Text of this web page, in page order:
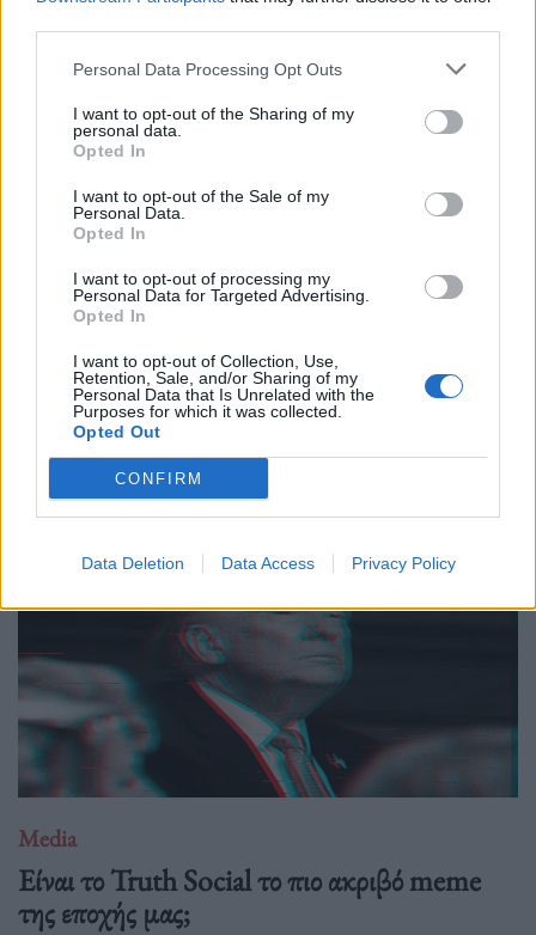
Personal Data Processing Opt Outs
I want to opt-out of the Sharing of my
personal data.
Opted In
I want to opt-out of the Sale of my
Personal Data.
Opted In
I want to opt-out of processing my
Personal Data for Targeted Advertising.
Opted In
I want to opt-out of Collection, Use,
Retention, Sale, and/or Sharing of my
Personal Data that Is Unrelated with the
Purposes for which it was collected.
Opted Out
CONFIRM
Data Deletion Data Access Privacy Policy
Newsroom
Ετικέτες :influencer Social Media Αισχροκέρδεια
Δείτε επίσης
Media
Είναι το Truth Social το πιο ακριβό meme
της εποχής μας;